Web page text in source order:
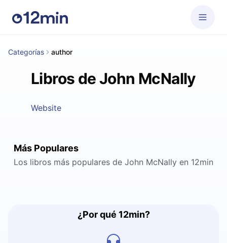
Categorías author
Libros de John McNally
Website
Más Populares
Los libros más populares de John McNally en 12min
¿Por qué 12min?